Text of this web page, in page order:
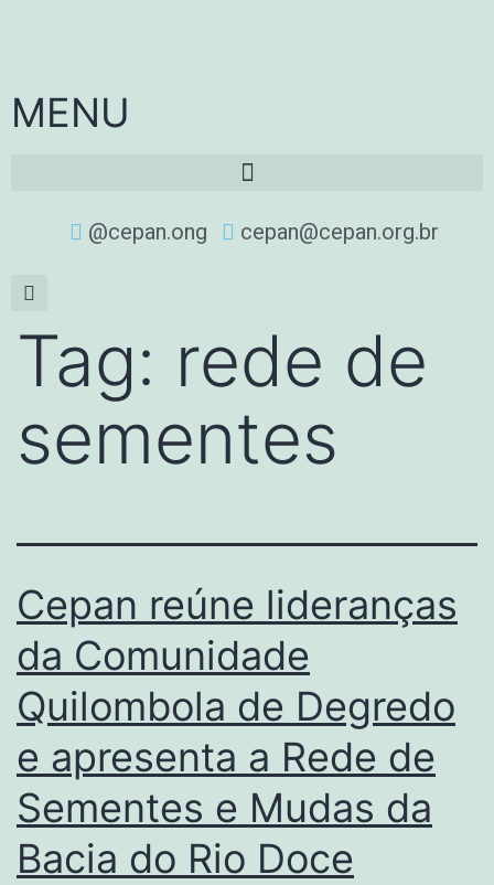
MENU
@cepan.ong cepan@cepan.org.br
Tag: rede de
sementes
Cepan reúne lideranças
da Comunidade
Quilombola de Degredo
e apresenta a Rede de
Sementes e Mudas da
Bacia do Rio Doce